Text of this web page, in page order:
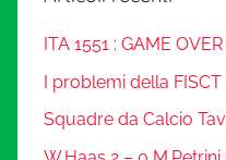
ITA 1551 : GAME OVER
I problemi della
Squadre da Calcio